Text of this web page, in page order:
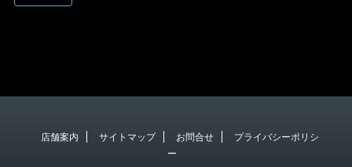
店舗案内 サイトマップ お問合せ
プライバシーポリシ
ー